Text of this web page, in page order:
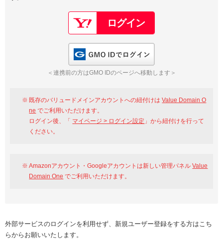
Google
GMO ID Amazon
※AmazonはValue Domain Oneのログイン画面へ遷移します
以下でも登録可能
Google Yahoo!
GMO ID
＜連携前の方はGMO IDのページへ移動します＞
既存のバリュードメインアカウントへの紐付けはValue Domain O
ne でご利用いただけます。
ログイン後、「 マイページ > ログイン設定 」から紐付けを行って
ください。
Amazonアカウント・Googleアカウントは新しい管理パネルValue
Domain One でご利用いただけます。
外部サービスのログインを利用せず、新規ユーザー登録をする方はこち
らからお願いいたします。